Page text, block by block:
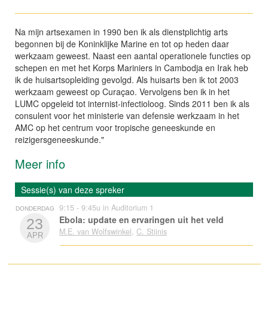
Na mijn artsexamen in 1990 ben ik als dienstplichtig arts
begonnen bij de Koninklijke Marine en tot op heden daar
werkzaam geweest. Naast een aantal operationele functies op
schepen en met het Korps Mariniers in Cambodja en Irak heb
ik de huisartsopleiding gevolgd. Als huisarts ben ik tot 2003
werkzaam geweest op Curaçao. Vervolgens ben ik in het
LUMC opgeleid tot internist-infectioloog. Sinds 2011 ben ik als
consulent voor het ministerie van defensie werkzaam in het
AMC op het centrum voor tropische geneeskunde en
reizigersgeneeskunde."
Meer info
Sessie(s) van deze spreker
DONDERDAG
23
APR
9:15 - 9:45u in Auditorium 1
Ebola: update en ervaringen uit het veld
M.E. van Wolfswinkel, C. Stijnis